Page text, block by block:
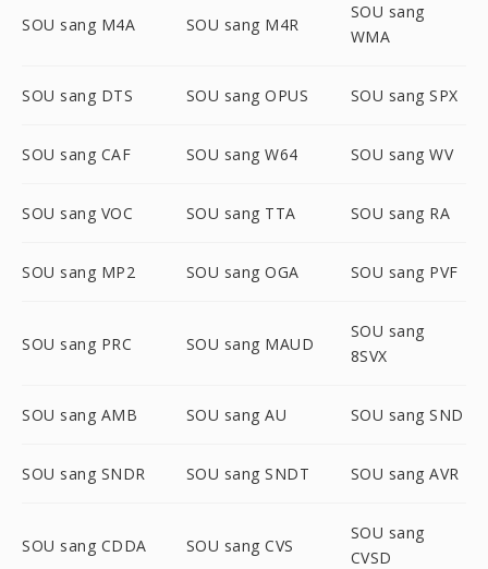
SOU sang M4A SOU sang M4R
SOU sang
WMA
SOU sang DTS SOU sang OPUS SOU sang SPX
SOU sang CAF SOU sang W64 SOU sang WV
SOU sang VOC SOU sang TTA SOU sang RA
SOU sang MP2 SOU sang OGA SOU sang PVF
SOU sang PRC SOU sang MAUD
SOU sang
8SVX
SOU sang AMB SOU sang AU SOU sang SND
SOU sang SNDR SOU sang SNDT SOU sang AVR
SOU sang CDDA SOU sang CVS
SOU sang
CVSD